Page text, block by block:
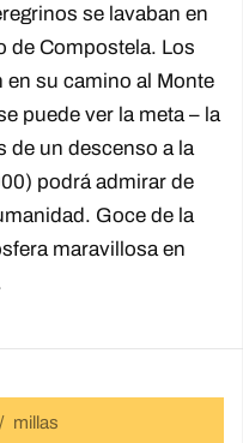
se lavaban en
de Compostela. Los
su camino al Monte
puede ver la meta – la
de un descenso a la
podrá admirar de
Goce de la
maravillosa en
millas